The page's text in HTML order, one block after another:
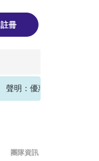
註冊
聲明：優惠只限於
團隊資訊